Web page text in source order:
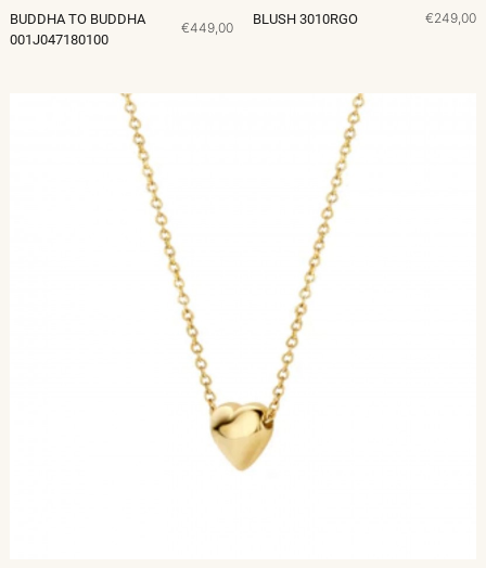
BUDDHA TO BUDDHA
001J047180100
€449,00
BLUSH 3010RGO €249,00